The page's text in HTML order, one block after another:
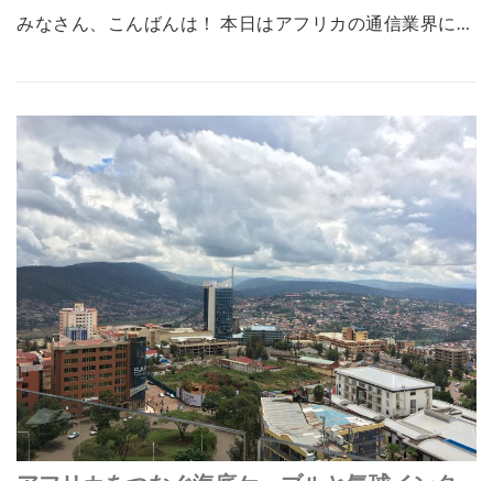
みなさん、こんばんは！ 本日はアフリカの通信業界に…